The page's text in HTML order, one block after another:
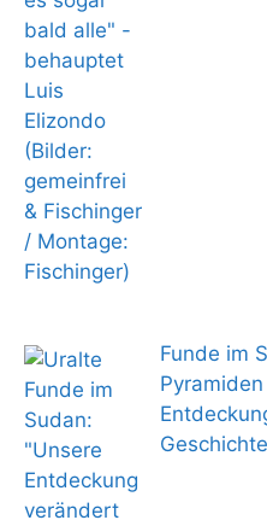
Funde im